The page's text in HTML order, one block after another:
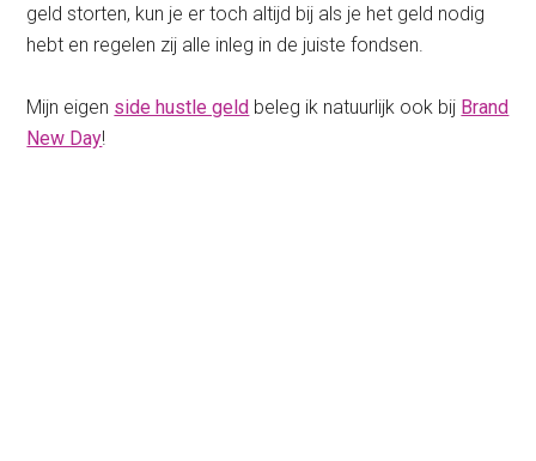
geld storten, kun je er toch altijd bij als je het geld nodig
hebt en regelen zij alle inleg in de juiste fondsen.
Mijn eigen side hustle geld beleg ik natuurlijk ook bij Brand
New Day!